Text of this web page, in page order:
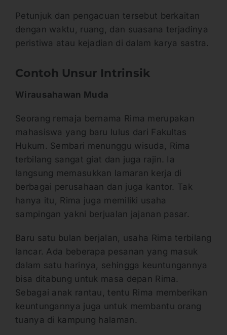
Petunjuk dan pengacuan tersebut berkaitan
dengan waktu, ruang, dan suasana terjadinya
peristiwa atau kejadian di dalam karya sastra.
Contoh Unsur Intrinsik
Wirausahawan Muda
Seorang remaja bernama Rima merupakan
mahasiswa yang baru lulus dari Fakultas
Hukum. Sembari menunggu wisuda, Rima
terbilang sangat giat dan juga rajin. Ia
langsung memasukkan lamaran kerja di
berbagai perusahaan dan juga kantor. Tak
hanya itu, Rima juga memiliki usaha
sampingan yakni berjualan jajanan pasar.
Baru satu bulan berjalan, usaha Rima terbilang
lancar. Ada beberapa pesanan yang masuk
dalam satu harinya, sehingga keuntungannya
bisa ditabung untuk masa depan Rima.
Sebagai anak rantau, tentu Rima memberikan
keuntungannya juga untuk membantu orang
tuanya di kampung halaman.